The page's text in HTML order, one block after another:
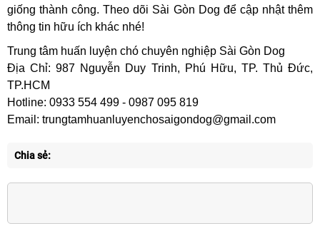
giống thành công. Theo dõi Sài Gòn Dog để cập nhật thêm
thông tin hữu ích khác nhé!
Trung tâm huấn luyện chó chuyên nghiệp Sài Gòn Dog
Địa Chỉ: 987 Nguyễn Duy Trinh, Phú Hữu, TP. Thủ Đức,
TP.HCM
Hotline: 0933 554 499 - 0987 095 819
Email: trungtamhuanluyenchosaigondog@gmail.com
Chia sẻ: